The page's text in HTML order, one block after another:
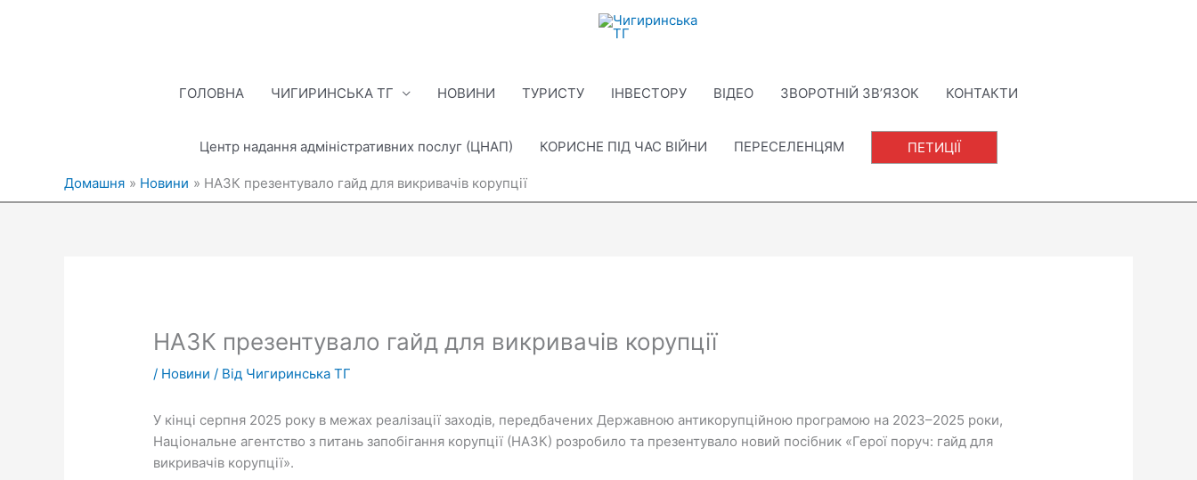
ГОЛОВНА ЧИГИРИНСЬКА ТГ НОВИНИ ТУРИСТУ ІНВЕСТОРУ ВІДЕО ЗВОРОТНІЙ ЗВ’ЯЗОК КОНТАКТИ
Центр надання адміністративних послуг (ЦНАП) КОРИСНЕ ПІД ЧАС ВІЙНИ ПЕРЕСЕЛЕНЦЯМ ПЕТИЦІЇ
Домашня Новини НАЗК презентувало гайд для викривачів корупції
НАЗК презентувало гайд для викривачів корупції
/ Новини / Від Чигиринська ТГ
У кінці серпня 2025 року в межах реалізації заходів, передбачених Державною антикорупційною програмою на 2023–2025 роки,
Національне агентство з питань запобігання корупції (НАЗК) розробило та презентувало новий посібник «Герої поруч: гайд для
викривачів корупції».